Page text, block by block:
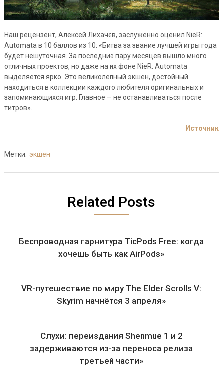
Наш рецензент, Алексей Лихачев, заслуженно оценил NieR:
Automata в 10 баллов из 10: «Битва за звание лучшей игры года
будет нешуточная. За последние пару месяцев вышло много
отличных проектов, но даже на их фоне NieR: Automata
выделяется ярко. Это великолепный экшен, достойный
находиться в коллекции каждого любителя оригинальных и
запоминающихся игр. Главное — не останавливаться после
титров».
Источник
Метки: экшен
Related Posts
Беспроводная гарнитура TicPods Free: когда
хочешь быть как AirPods»
VR-путешествие по миру The Elder Scrolls V:
Skyrim начнётся 3 апреля»
Слухи: переиздания Shenmue 1 и 2
задерживаются из-за переноса релиза
третьей части»